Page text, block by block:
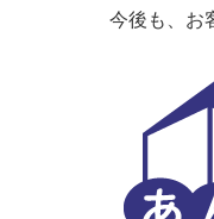
今後も、お